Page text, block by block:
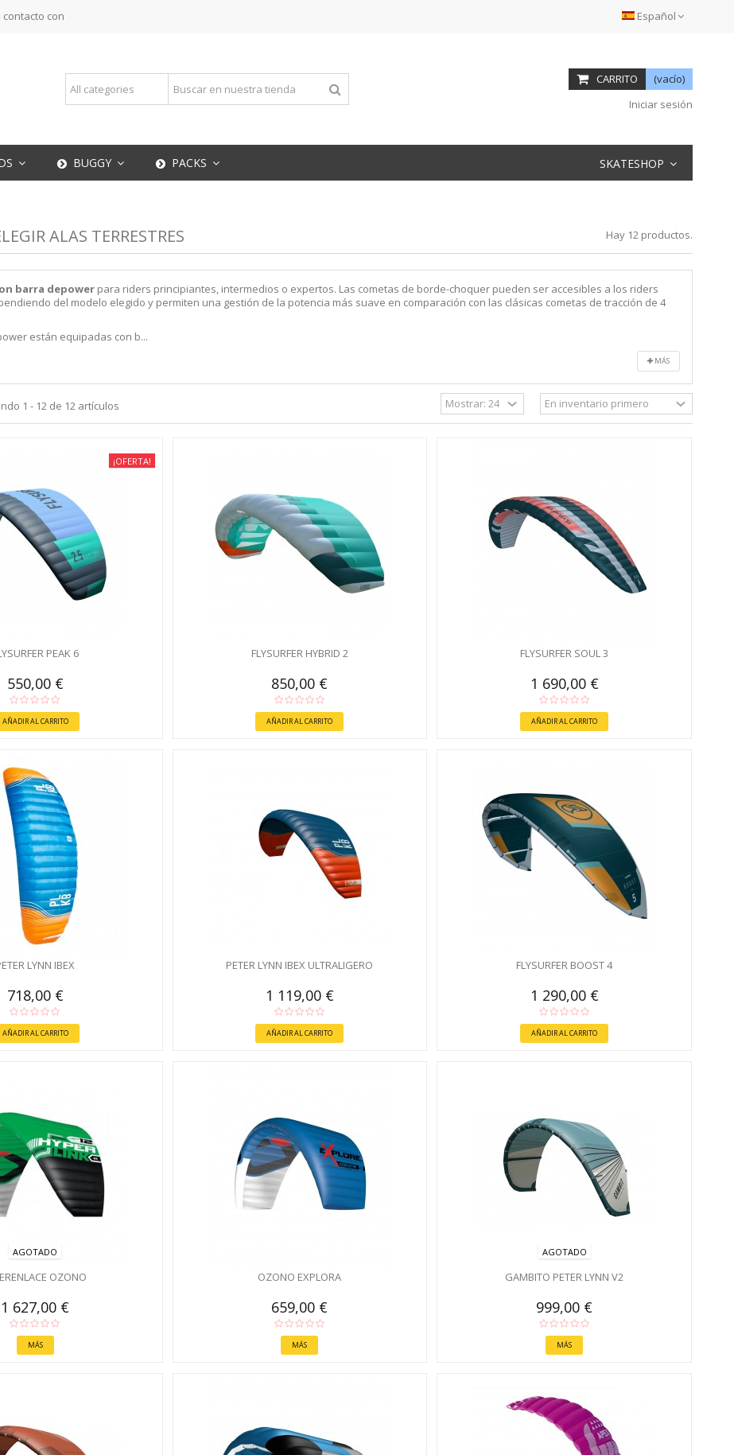
Español
con
CARRITO
(vacío)
Iniciar sesión
BUGGY PACKS SKATESHOP
ALAS TERRESTRES Hay 12 productos.
barra depower para riders principiantes, intermedios o expertos. Las cometas de borde-choquer pueden ser accesibles a los riders
del modelo elegido y permiten una gestión de la potencia más suave en comparación con las clásicas cometas de tracción de 4
están equipadas con b...
MÁS
1 - 12 de 12 artículos
¡OFERTA!
PEAK 6
550,00 €
AÑADIR AL CARRITO
FLYSURFER HYBRID 2
850,00 €
AÑADIR AL CARRITO
FLYSURFER SOUL 3
1 690,00 €
AÑADIR AL CARRITO
LYNN IBEX
718,00 €
AÑADIR AL CARRITO
PETER LYNN IBEX ULTRALIGERO
1 119,00 €
AÑADIR AL CARRITO
FLYSURFER BOOST 4
1 290,00 €
AÑADIR AL CARRITO
AGOTADO
OZONO
1 627,00 €
MÁS
OZONO EXPLORA
659,00 €
MÁS
AGOTADO
GAMBITO PETER LYNN V2
999,00 €
MÁS